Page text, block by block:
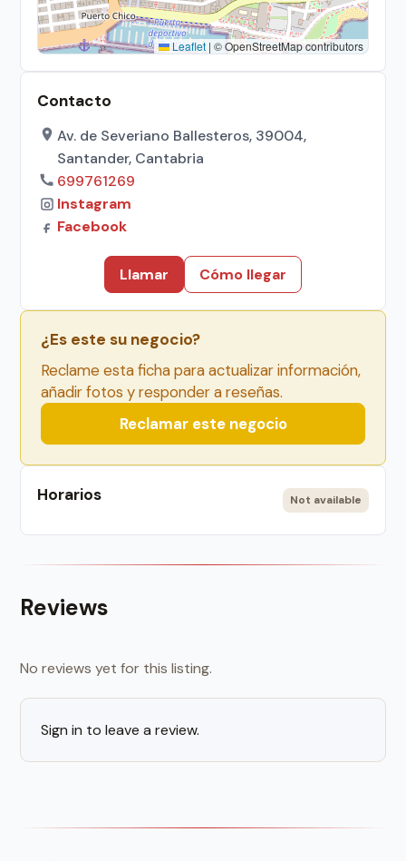
Leaflet | © OpenStreetMap contributors
Contacto
Av. de Severiano Ballesteros, 39004,
Santander, Cantabria
699761269
Instagram
Facebook
Llamar Cómo llegar
¿Es este su negocio?
Reclame esta ficha para actualizar información,
añadir fotos y responder a reseñas.
Reclamar este negocio
Horarios Not available
Reviews
No reviews yet for this listing.
Sign in to leave a review.